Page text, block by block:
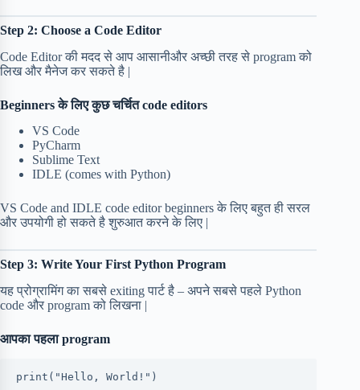
Step 2: Choose a Code Editor
Code Editor की मदद से आप आसानीऔर अच्छी तरह से program को
लिख और मैनेज कर सकते है |
Beginners के लिए कुछ चर्चित code editors
VS Code
PyCharm
Sublime Text
IDLE (comes with Python)
VS Code and IDLE code editor beginners के लिए बहुत ही सरल
और उपयोगी हो सकते है शुरुआत करने के लिए |
Step 3: Write Your First Python Program
यह प्रोग्रामिंग का सबसे exiting पार्ट है – अपने सबसे पहले Python
code और program को लिखना |
आपका पहला program
print("Hello, World!")